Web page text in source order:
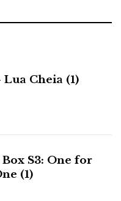
Lua Cheia (1)
S3: One for
(1)